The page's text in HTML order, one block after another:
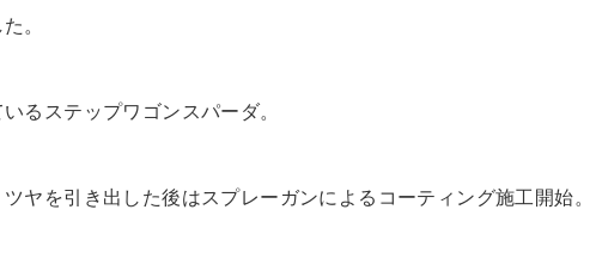
。
るステップワゴンスパーダ。
ヤを引き出した後はスプレーガンによるコーティング施工開始。